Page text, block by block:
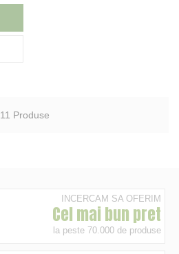
11 Produse
INCERCAM SA OFERIM
Cel mai bun pret
la peste 70.000 de produse